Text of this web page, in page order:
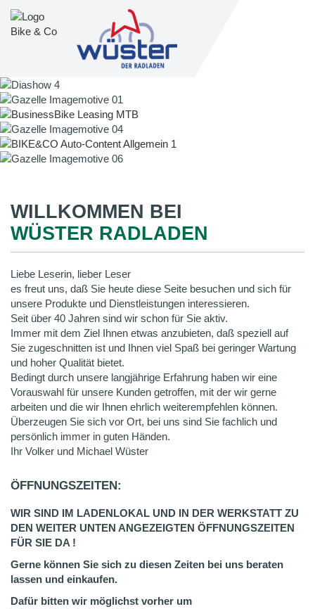
WILLKOMMEN BEI
WÜSTER RADLADEN
Liebe Leserin, lieber Leser
es freut uns, daß Sie heute diese Seite besuchen und sich für
unsere Produkte und Dienstleistungen interessieren.
Seit über 40 Jahren sind wir schon für Sie aktiv.
Immer mit dem Ziel Ihnen etwas anzubieten, daß speziell auf
Sie zugeschnitten ist und Ihnen viel Spaß bei geringer Wartung
und hoher Qualität bietet.
Bedingt durch unsere langjährige Erfahrung haben wir eine
Vorauswahl für unsere Kunden getroffen, mit der wir gerne
arbeiten und die wir Ihnen ehrlich weiterempfehlen können.
Überzeugen Sie sich vor Ort, bei uns sind Sie fachlich und
persönlich immer in guten Händen.
Ihr Volker und Michael Wüster
ÖFFNUNGSZEITEN:
WIR SIND IM LADENLOKAL UND IN DER WERKSTATT ZU
DEN WEITER UNTEN ANGEZEIGTEN ÖFFNUNGSZEITEN
FÜR SIE DA !
Gerne können Sie sich zu diesen Zeiten bei uns beraten
lassen und einkaufen.
Dafür bitten wir möglichst vorher um